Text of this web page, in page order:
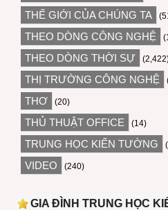
THẾ GIỚI CỦA CHÚNG TA
THEO DÒNG CÔNG NGHỆ
THEO DÒNG THỜI SỰ
THỊ TRƯỜNG CÔNG NGHỆ
THƠ (20)
THỦ THUẬT OFFICE (14)
TRUNG HỌC KIẾN TƯỜNG
VIDEO (240)
GIA ĐÌNH TRUNG HỌC